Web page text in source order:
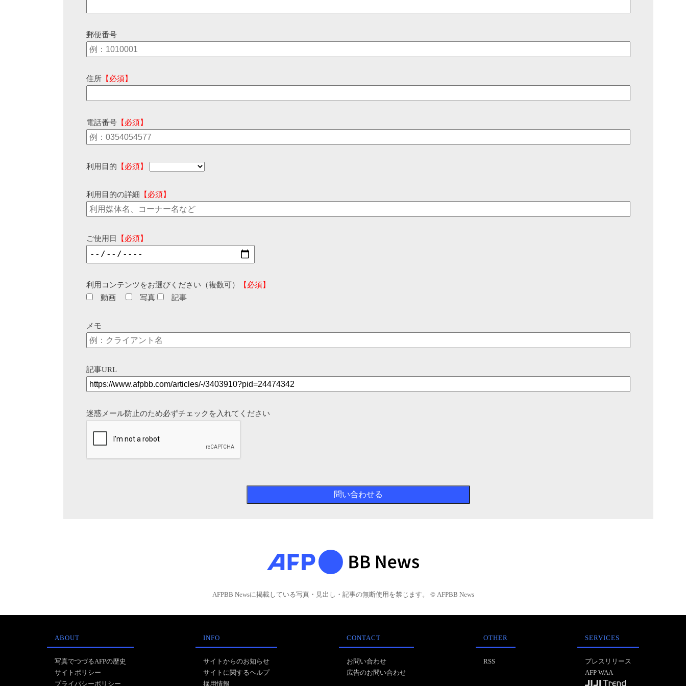
郵便番号
住所 【必須】
電話番号 【必須】
利用目的 【必須】
利用目的の詳細 【必須】
ご使用日 【必須】
利用コンテンツをお選びください（複数可）
【必須】
動画
写真 記事
メモ
記事URL
迷惑メール防止のため必ずチェックを入れてください
AFPBB Newsに掲載している写真・見出し・記事の無断使用を禁じます。 © AFPBB News
ABOUT
写真でつづるAFPの歴史
サイトポリシー
プライバシーポリシー
INFO
サイトからのお知らせ
サイトに関するヘルプ
採用情報
CONTACT
お問い合わせ
広告のお問い合わせ
OTHER
RSS
SERVICES
プレスリリース
AFP WAA